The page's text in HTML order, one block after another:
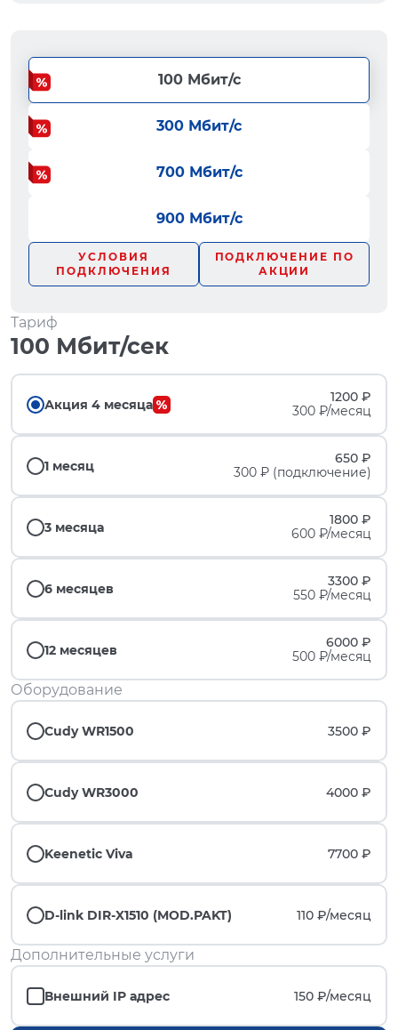
100 Мбит/с
300 Мбит/с
700 Мбит/с
900 Мбит/с
УСЛОВИЯ
ПОДКЛЮЧЕНИЯ
ПОДКЛЮЧЕНИЕ ПО
АКЦИИ
Тариф
100 Мбит/сек
Акция 4 месяца
1200 ₽
300 ₽/месяц
1 месяц
650 ₽
300 ₽ (подключение)
3 месяца
1800 ₽
600 ₽/месяц
6 месяцев
3300 ₽
550 ₽/месяц
12 месяцев
6000 ₽
500 ₽/месяц
Оборудование
Cudy WR1500 3500 ₽
Cudy WR3000 4000 ₽
Keenetic Viva 7700 ₽
D-link DIR-X1510 (MOD.PAKT) 110 ₽/месяц
Дополнительные услуги
Внешний IP адрес 150 ₽/месяц